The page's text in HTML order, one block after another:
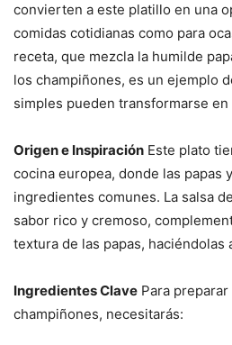
convierten a este platillo en una
comidas cotidianas como para
receta, que mezcla la humilde
los champiñones, es un ejemplo
simples pueden transformarse en
Origen e Inspiración Este plato
cocina europea, donde las papas
ingredientes comunes. La salsa
sabor rico y cremoso,
textura de las papas, haciéndolas
Ingredientes Clave Para
champiñones, necesitarás: